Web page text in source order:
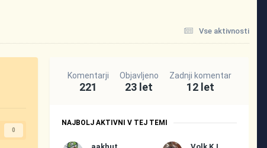
Vse aktivnosti
0
Komentarji
221
Objavljeno
23 let
Zadnji komentar
12 let
NAJBOLJ AKTIVNI V TEJ TEMI